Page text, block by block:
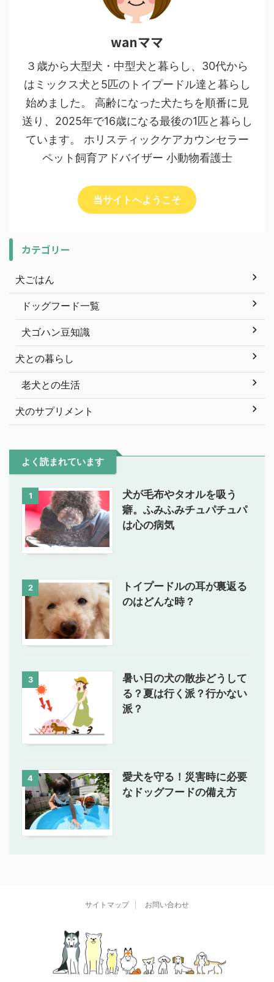
wanママ
３歳から大型犬・中型犬と暮らし、30代から
はミックス犬と5匹のトイプードル達と暮らし
始めました。 高齢になった犬たちを順番に見
送り、2025年で16歳になる最後の1匹と暮らし
ています。 ホリスティックケアカウンセラー
ペット飼育アドバイザー 小動物看護士
当サイトへようこそ
カテゴリー
犬ごはん
ドッグフード一覧
犬ゴハン豆知識
犬との暮らし
老犬との生活
犬のサプリメント
よく読まれています
1
犬が毛布やタオルを吸う
癖。ふみふみチュパチュパ
は心の病気
2
トイプードルの耳が裏返る
のはどんな時？
3
暑い日の犬の散歩どうして
る？夏は行く派？行かない
派？
4
愛犬を守る！災害時に必要
なドッグフードの備え方
サイトマップ お問い合わせ